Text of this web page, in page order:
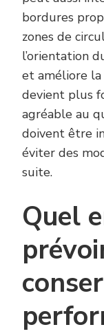
bordures
zones de
l’orientation
et améliore
devient plus
agréable au
doivent être
éviter des
suite.
Quel